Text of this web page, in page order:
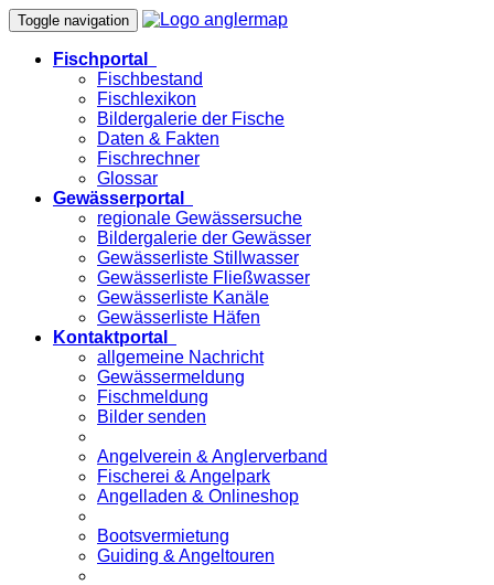
Toggle navigation
Fischportal
Fischbestand
Fischlexikon
Bildergalerie der Fische
Daten & Fakten
Fischrechner
Glossar
Gewässerportal
regionale Gewässersuche
Bildergalerie der Gewässer
Gewässerliste Stillwasser
Gewässerliste Fließwasser
Gewässerliste Kanäle
Gewässerliste Häfen
Kontaktportal
allgemeine Nachricht
Gewässermeldung
Fischmeldung
Bilder senden
Angelverein & Anglerverband
Fischerei & Angelpark
Angelladen & Onlineshop
Bootsvermietung
Guiding & Angeltouren